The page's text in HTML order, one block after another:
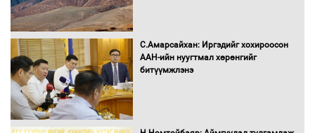
С.Амарсайхан: Иргэдийг хохироосон
ААН-ийн нуугтмал хөрөнгийг
битүүмжлэнэ